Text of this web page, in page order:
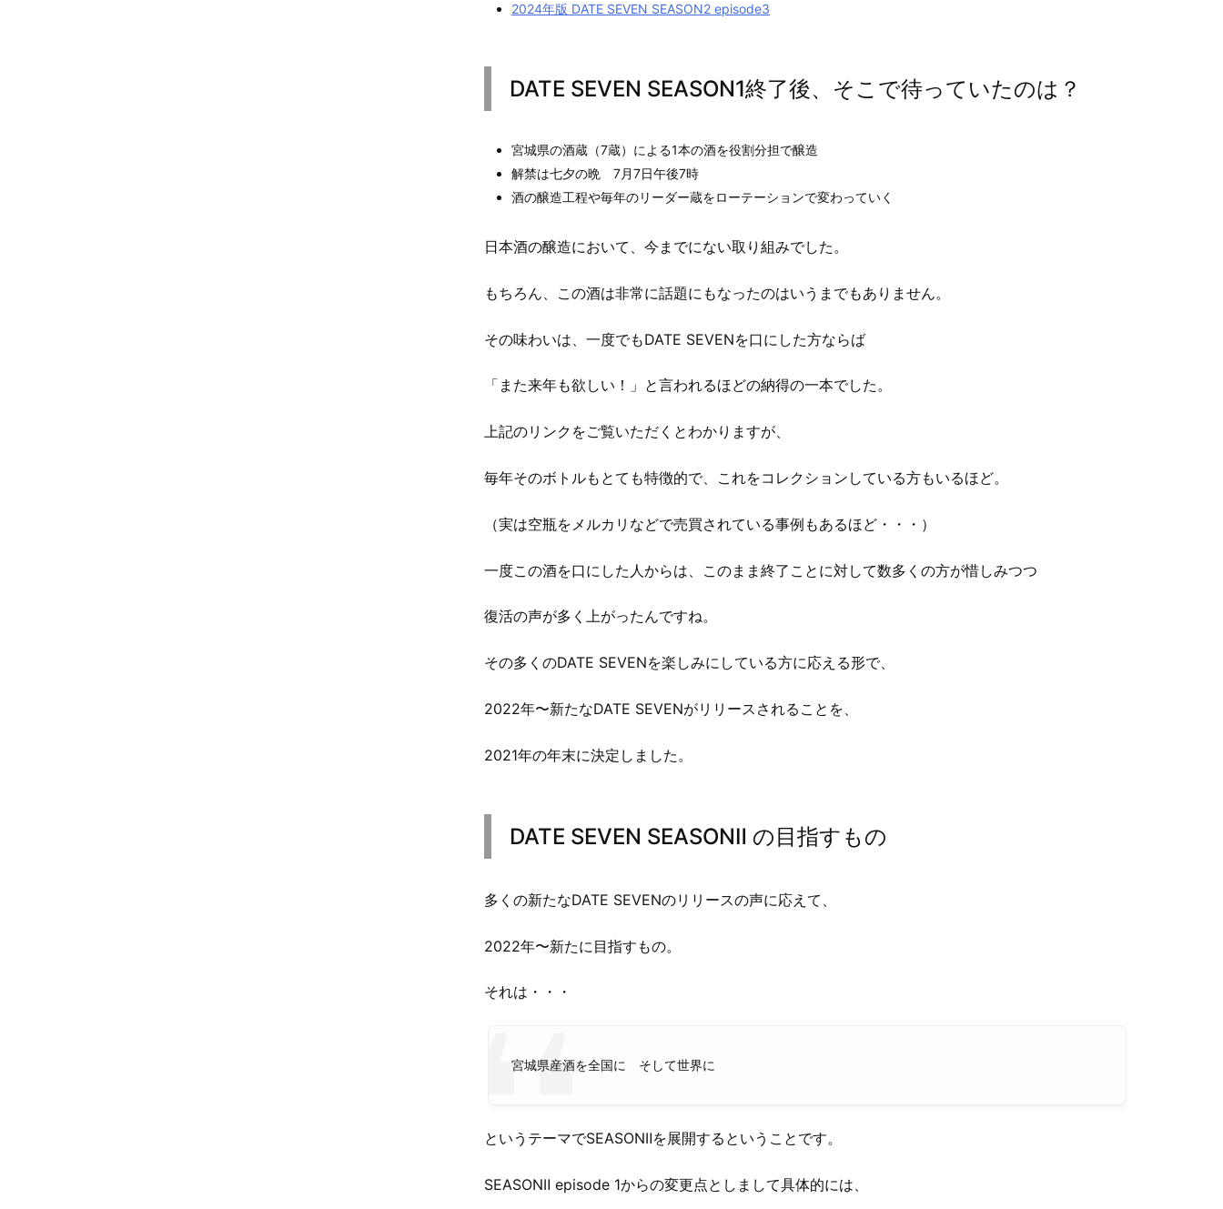
2024年版 DATE SEVEN SEASON2 episode3
DATE SEVEN SEASON1終了後、そこで待っていたのは？
宮城県の酒蔵（7蔵）による1本の酒を役割分担で醸造
解禁は七夕の晩 7月7日午後7時
酒の醸造工程や毎年のリーダー蔵をローテーションで変わっていく
日本酒の醸造において、今までにない取り組みでした。
もちろん、この酒は非常に話題にもなったのはいうまでもありません。
その味わいは、一度でもDATE SEVENを口にした方ならば
「また来年も欲しい！」と言われるほどの納得の一本でした。
上記のリンクをご覧いただくとわかりますが、
毎年そのボトルもとても特徴的で、これをコレクションしている方もいるほど。
（実は空瓶をメルカリなどで売買されている事例もあるほど・・・）
一度この酒を口にした人からは、このまま終了ことに対して数多くの方が惜しみつつ
復活の声が多く上がったんですね。
その多くのDATE SEVENを楽しみにしている方に応える形で、
2022年〜新たなDATE SEVENがリリースされることを、
2021年の年末に決定しました。
DATE SEVEN SEASONⅡ の目指すもの
多くの新たなDATE SEVENのリリースの声に応えて、
2022年〜新たに目指すもの。
それは・・・
宮城県産酒を全国に そして世界に
というテーマでSEASONⅡを展開するということです。
SEASONⅡ episode 1からの変更点としまして具体的には、